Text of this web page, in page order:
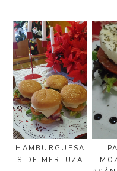
HAMBURGUESA
S DE MERLUZA